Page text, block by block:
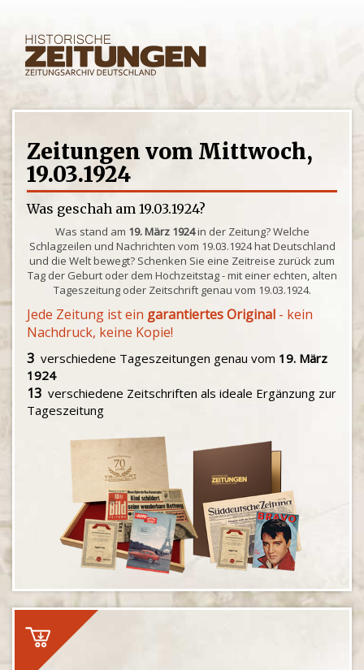
Zeitungen vom Mittwoch,
19.03.1924
Was geschah am 19.03.1924?
Was stand am 19. März 1924in der Zeitung? Welche
Schlagzeilen und Nachrichten vom 19.03.1924 hat Deutschland
und die Welt bewegt? Schenken Sie eine Zeitreise zurück zum
Tag der Geburt oder dem Hochzeitstag - mit einer echten, alten
Tageszeitung oder Zeitschrift genau vom 19.03.1924.
Jede Zeitung ist ein garantiertes Original - kein
Nachdruck, keine Kopie!
3 verschiedene Tageszeitungen genau vom 19. März
1924
13 verschiedene Zeitschriften als ideale Ergänzung zur
Tageszeitung